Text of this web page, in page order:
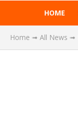
HOME
Home ➟ All News ➟